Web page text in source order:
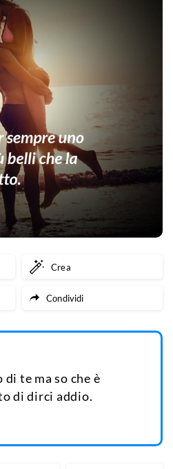
Crea
Condividi
te ma so che è
di dirci addio.